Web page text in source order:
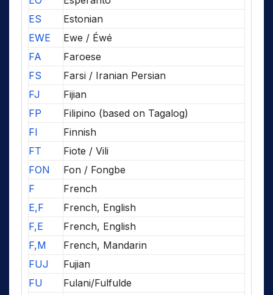
ES
Estonian
EWE
Ewe / Éwé
FA
Faroese
FS
Farsi / Iranian Persian
FJ
Fijian
FP
Filipino (based on Tagalog)
FI
Finnish
FT
Fiote / Vili
FON
Fon / Fongbe
F
French
E,F
French, English
F,E
French, English
F,M
French, Mandarin
FUJ
Fujian
FU
Fulani/Fulfulde